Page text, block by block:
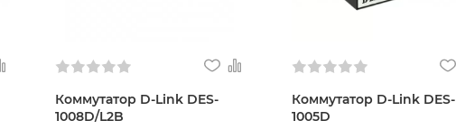
Коммутатор D-Link DES-
1008D/L2B
Коммутатор D-Link DES-
1005D